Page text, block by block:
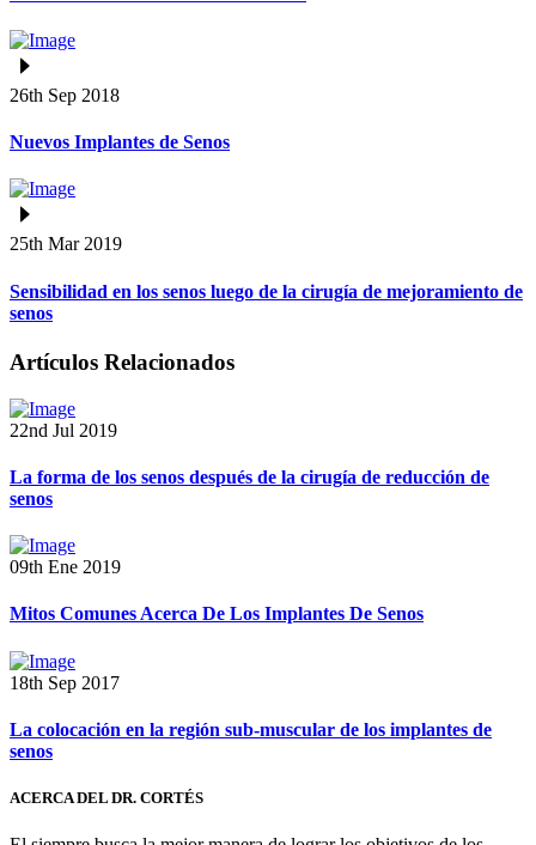
26th Sep 2018
Nuevos Implantes de Senos
25th Mar 2019
Sensibilidad en los senos luego de la cirugía de mejoramiento de
senos
Artículos Relacionados
22nd Jul 2019
La forma de los senos después de la cirugía de reducción de
senos
09th Ene 2019
Mitos Comunes Acerca De Los Implantes De Senos
18th Sep 2017
La colocación en la región sub-muscular de los implantes de
senos
ACERCA DEL DR. CORTÉS